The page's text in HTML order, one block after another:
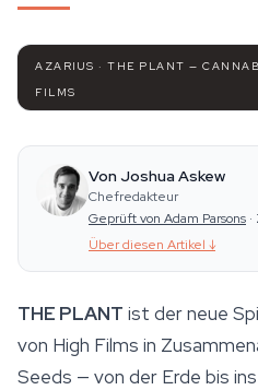
AZARIUS · THE PLANT —
FILMS
Von Joshua Askew
Chefredakteur
Geprüft von Adam Parsons ·
Über diesen Artikel ↓
THE PLANT ist der neue
von High Films in
Seeds — von der Erde bis